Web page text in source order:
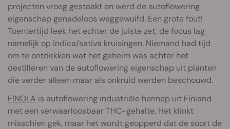
projecten vroeg gestaakt en werd de autoflowering
eigenschap genadeloos weggewuifd. Een grote fout!
Toentertijd leek het echter de juiste zet; de focus lag
namelijk op indica/sativa kruisingen. Niemand had tijd
om te ontdekken wat het geheim was achter het
destilleren van de autoflowering eigenschap uit planten
die verder alleen maar als onkruid werden beschouwd.
FINOLA is autoflowering industriële hennep uit Finland
met een verwaarloosbaar THC-gehalte. Het klinkt
misschien gek, maar het wordt geopperd dat de soort de